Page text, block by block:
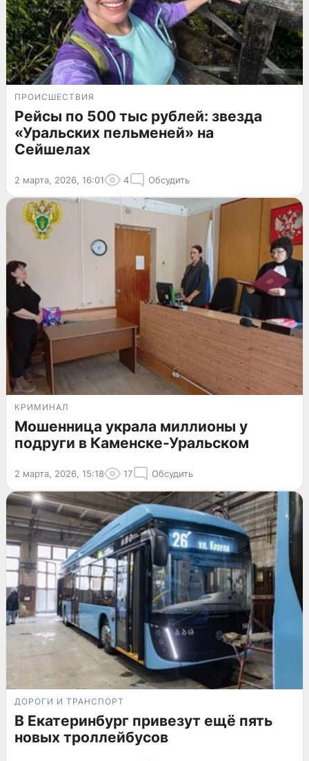
ПРОИСШЕСТВИЯ
Рейсы по 500 тыс рублей: звезда
«Уральских пельменей» на
Сейшелах
2 марта, 2026, 16:01 4 Обсудить
КРИМИНАЛ
Мошенница украла миллионы у
подруги в Каменске-Уральском
2 марта, 2026, 15:18 17 Обсудить
ДОРОГИ И ТРАНСПОРТ
В Екатеринбург привезут ещё пять
новых троллейбусов